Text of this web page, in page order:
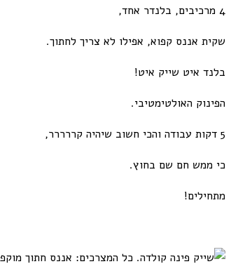
4 מרכיבים, בלנדר אחד,
שקית אננס קפוא, אפילו לא צריך לחתוך.
בלנד איט שייק איט!
הפינוק האולטימטיבי.
5 דקות עבודה והכי חשוב שיהיה קררררר,
כי ממש חם שם בחוץ.
מתחילים!